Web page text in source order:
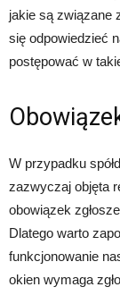
jakie są związane
się odpowiedzieć
postępować w
W przypadku
zazwyczaj objęta
obowiązek
Dlatego warto
funkcjonowanie
okien wymaga